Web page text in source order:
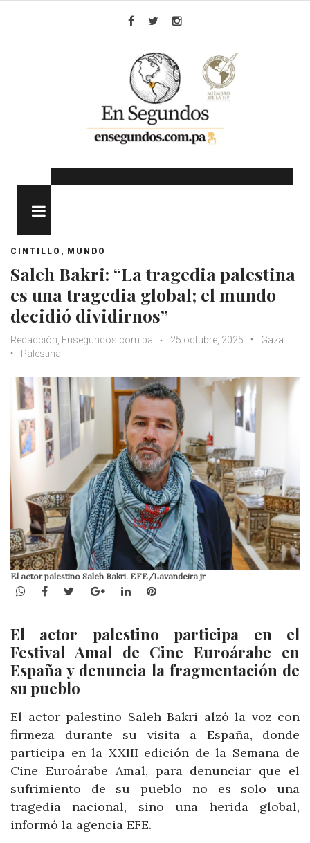
CINTILLO , MUNDO
Saleh Bakri: “La tragedia palestina
es una tragedia global; el mundo
decidió dividirnos”
Redacción, Ensegundos.com.pa 25 octubre, 2025
Gaza
Palestina
El actor palestino Saleh Bakri. EFE/Lavandeira jr
WhatsApp
Facebook
TwitterGoogle+LinkedInPinterest
El actor palestino participa en el
Festival Amal de Cine Euroárabe en
España y denuncia la fragmentación de
su pueblo
El actor palestino Saleh Bakri alzó la voz con
firmeza durante su visita a España, donde
participa en la XXIII edición de la Semana de
Cine Euroárabe Amal, para denunciar que el
sufrimiento de su pueblo no es solo una
tragedia nacional, sino una herida global,
informó la agencia EFE.